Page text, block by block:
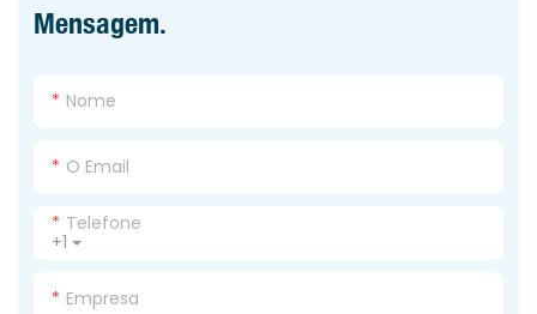
Mensagem.
Nome
O Email
+1
Telefone
Empresa